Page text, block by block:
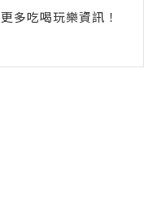
多吃喝玩樂資訊！